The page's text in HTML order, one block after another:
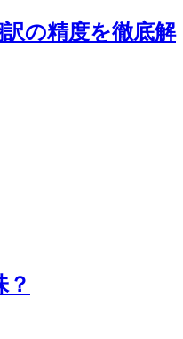
の精度を徹底解
？